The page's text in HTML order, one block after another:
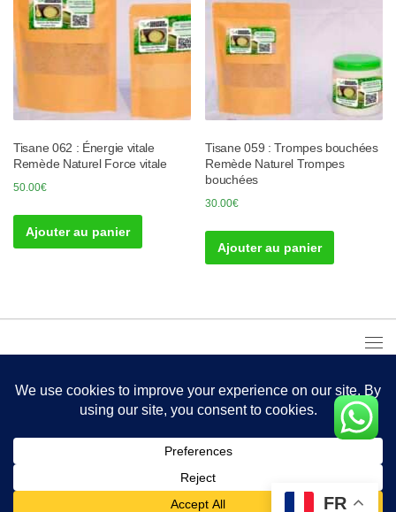
Tisane 062 : Énergie vitale
Remède Naturel Force vitale
50.00€
Ajouter au panier
Tisane 059 : Trompes bouchées
Remède Naturel Trompes
bouchées
30.00€
Ajouter au panier
FR